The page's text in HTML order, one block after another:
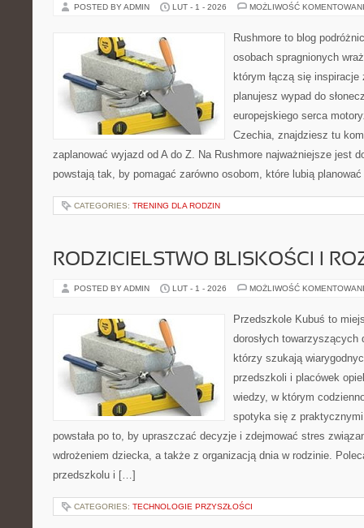
POSTED BY ADMIN LUT - 1 - 2026 MOŻLIWOŚĆ
Rushmore to blog
osobach spragnionych
którym łączą się
planujesz wypad do
europejskiego serca
Czechia, znajdziesz tu
zaplanować wyjazd od A do Z. Na Rushmore najważniejsze jest
powstają tak, by pomagać zarówno osobom, które lubią
CATEGORIES: TRENING DLA RODZIN
RODZICIELSTWO BLISKOŚCI I
POSTED BY ADMIN LUT - 1 - 2026 MOŻLIWOŚĆ
Przedszkole Kubuś to
dorosłych
którzy szukają
przedszkoli i placówek
wiedzy, w którym
spotyka się z
powstała po to, by upraszczać decyzje i zdejmować stres
wdrożeniem dziecka, a także z organizacją dnia w rodzinie.
przedszkolu i […]
CATEGORIES: TECHNOLOGIE PRZYSZŁOŚCI